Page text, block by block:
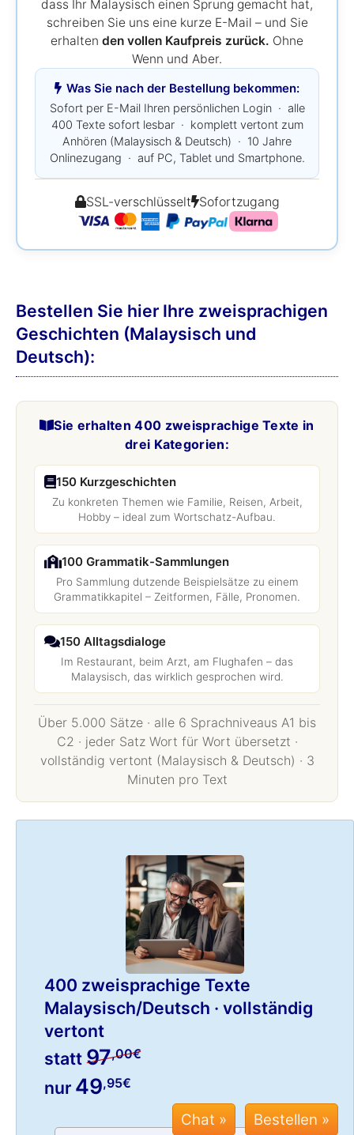
dass Ihr Malaysisch einen Sprung gemacht hat,
schreiben Sie uns eine kurze E-Mail – und Sie
erhalten den vollen Kaufpreis zurück. Ohne
Wenn und Aber.
Was Sie nach der Bestellung bekommen:
Sofort per E-Mail Ihren persönlichen Login · alle
400 Texte sofort lesbar · komplett vertont zum
Anhören (Malaysisch & Deutsch) · 10 Jahre
Onlinezugang · auf PC, Tablet und Smartphone.
SSL-verschlüsselt Sofortzugang
Bestellen Sie hier Ihre zweisprachigen
Geschichten (Malaysisch und
Deutsch):
Sie erhalten 400 zweisprachige Texte in
drei Kategorien:
150 Kurzgeschichten
Zu konkreten Themen wie Familie, Reisen, Arbeit,
Hobby – ideal zum Wortschatz-Aufbau.
100 Grammatik-Sammlungen
Pro Sammlung dutzende Beispielsätze zu einem
Grammatikkapitel – Zeitformen, Fälle, Pronomen.
150 Alltagsdialoge
Im Restaurant, beim Arzt, am Flughafen – das
Malaysisch, das wirklich gesprochen wird.
Über 5.000 Sätze · alle 6 Sprachniveaus A1 bis
C2 · jeder Satz Wort für Wort übersetzt ·
vollständig vertont (Malaysisch & Deutsch) · 3
Minuten pro Text
400 zweisprachige Texte
Malaysisch/Deutsch · vollständig
vertont
statt97,00€
nur 49,95€
Chat »